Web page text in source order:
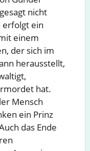
nicht
erfolgt ein
einem
der sich im
herausstellt,
hat.
Mensch
ein Prinz
das Ende